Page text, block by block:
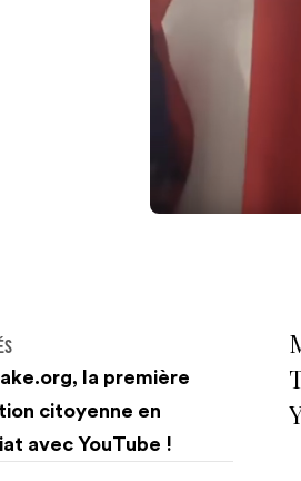
la première
citoyenne en
avec YouTube !